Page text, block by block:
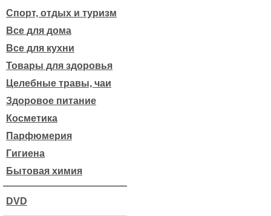
Спорт, отдых и туризм
Все для дома
Все для кухни
Товары для здоровья
Целебные травы, чаи
Здоровое питание
Косметика
Парфюмерия
Гигиена
Бытовая химия
DVD